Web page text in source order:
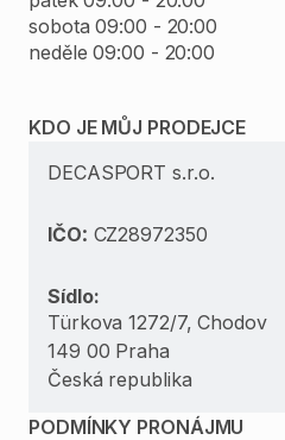
sobota 09:00 - 20:00
neděle 09:00 - 20:00
KDO JE MŮJ PRODEJCE
DECASPORT s.r.o.
IČO: CZ28972350
Sídlo:
Türkova 1272/7, Chodov
149 00 Praha
Česká republika
PODMÍNKY PRONÁJMU